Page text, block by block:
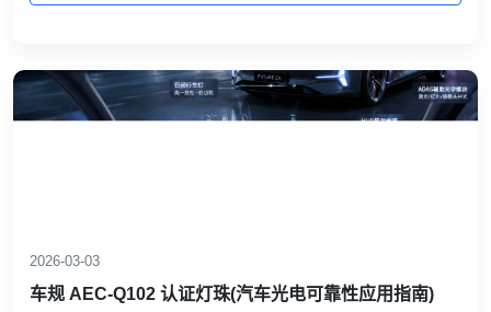
2026-03-03
车规 AEC‑Q102 认证灯珠(汽车光电可靠性应用指南)